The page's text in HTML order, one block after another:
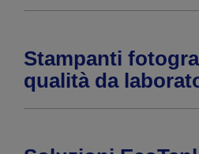
Stampanti
qualità da